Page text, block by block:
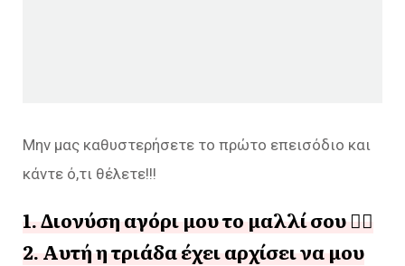
Μην μας καθυστερήσετε το πρώτο επεισόδιο και
κάντε ό,τι θέλετε!!!
1. Διονύση αγόρι μου το μαλλί σου ❤️‍🔥
2. Αυτή η τριάδα έχει αρχίσει να μου